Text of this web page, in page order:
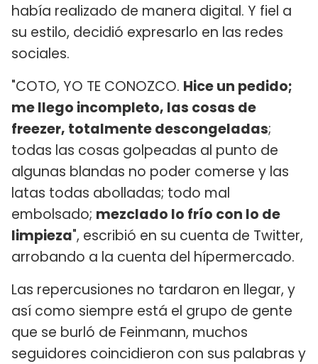
había realizado de manera digital. Y fiel a
su estilo, decidió expresarlo en las redes
sociales.
"COTO, YO TE CONOZCO. Hice un pedido;
me llego incompleto, las cosas de
freezer, totalmente descongeladas;
todas las cosas golpeadas al punto de
algunas blandas no poder comerse y las
latas todas abolladas; todo mal
embolsado; mezclado lo frío con lo de
limpieza", escribió en su cuenta de Twitter,
arrobando a la cuenta del hípermercado.
Las repercusiones no tardaron en llegar, y
así como siempre está el grupo de gente
que se burló de Feinmann, muchos
seguidores coincidieron con sus palabras y